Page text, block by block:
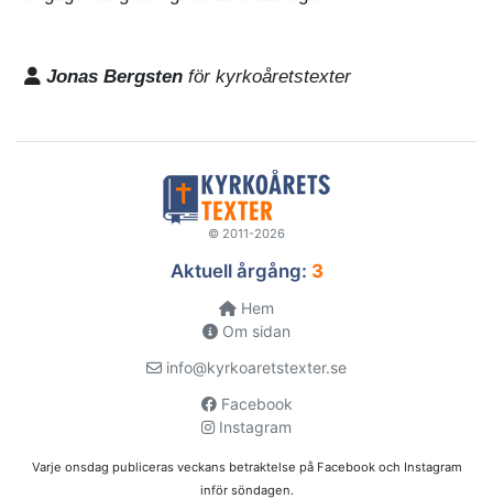
Jonas Bergsten för kyrkoåretstexter
© 2011-2026
Aktuell årgång: 3
Hem
Om sidan
info@kyrkoaretstexter.se
Facebook
Instagram
Varje onsdag publiceras veckans betraktelse på Facebook och Instagram
inför söndagen.